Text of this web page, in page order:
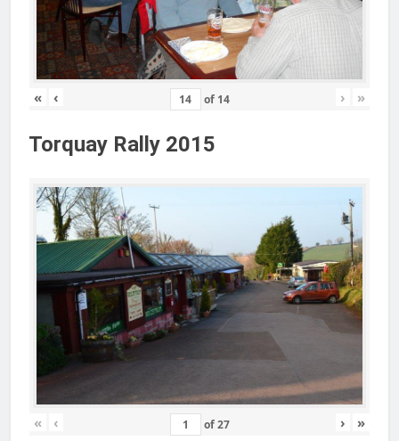
« ‹ of 14 › »
Torquay Rally 2015
« ‹ of27 › »